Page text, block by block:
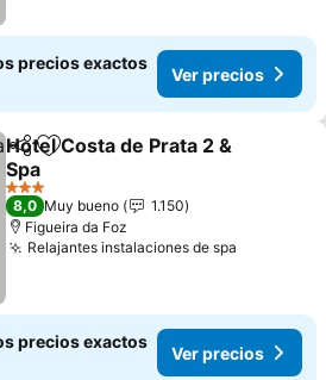
precios exactos
Ver precios
CompartirAgregar a favoritos
Hotel Costa de Prata 2 &
Spa
3 Estrellas
8,0 Muy bueno
1.150
Figueira da Foz
Relajantes instalaciones de spa
precios exactos
Ver precios